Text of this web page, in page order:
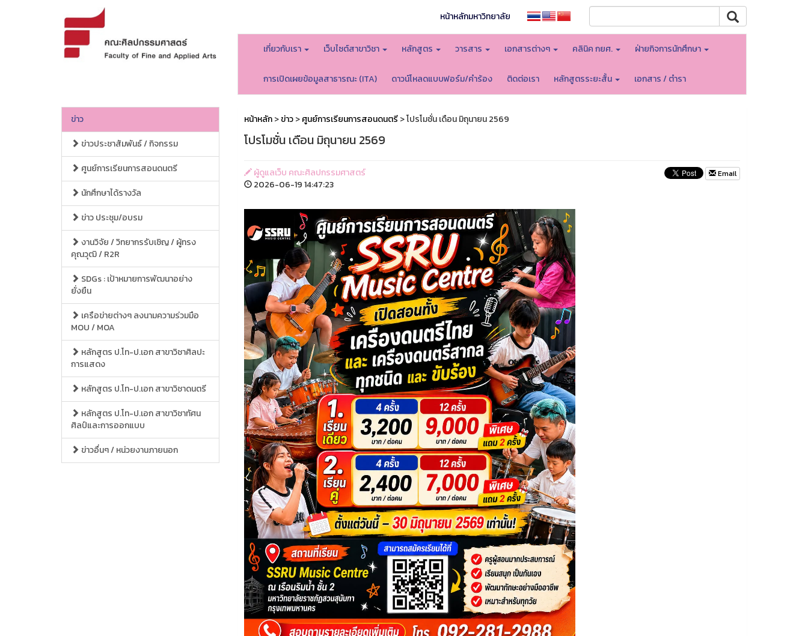
หน้าหลักมหาวิทยาลัย
เกี่ยวกับเรา เว็บไซต์สาขาวิชา หลักสูตร วารสาร เอกสารต่างๆ คลินิค กยศ. ฝ่ายกิจการนักศึกษา
การเปิดเผยข้อมูลสาธารณะ (ITA) ดาวน์โหลดแบบฟอร์ม/คำร้อง ติดต่อเรา หลักสูตรระยะสั้น เอกสาร / ตำรา
ข่าว
ข่าวประชาสัมพันธ์ / กิจกรรม
ศูนย์การเรียนการสอนดนตรี
นักศึกษาได้รางวัล
ข่าว ประชุม/อบรม
งานวิจัย / วิทยากรรับเชิญ / ผู้ทรง
คุณวุฒิ / R2R
SDGs : เป้าหมายการพัฒนาอย่าง
ยั่งยืน
เครือข่ายต่างๆ ลงนามความร่วมมือ
MOU / MOA
หลักสูตร ป.โท-ป.เอก สาขาวิชาศิลปะ
การแสดง
หลักสูตร ป.โท-ป.เอก สาขาวิชาดนตรี
หลักสูตร ป.โท-ป.เอก สาขาวิชาทัศน
ศิลป์และการออกแบบ
ข่าวอื่นๆ / หน่วยงานภายนอก
หน้าหลัก>ข่าว>ศูนย์การเรียนการสอนดนตรี> โปรโมชั่น เดือน มิถุนายน 2569
โปรโมชั่น เดือน มิถุนายน 2569
ผู้ดูแลเว็บ คณะศิลปกรรมศาสตร์
2026-06-19 14:47:23
Email